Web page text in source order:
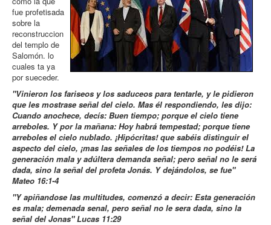
fue profetisada
sobre la
reconstruccion
del templo de
Salomón. lo
cuales ta ya
por sueceder.
"Vinieron los fariseos y los saduceos para tentarle, y le pidieron
que les mostrase señal del cielo. Mas él respondiendo, les dijo:
Cuando anochece, decís: Buen tiempo; porque el cielo tiene
arreboles. Y por la mañana: Hoy habrá tempestad; porque tiene
arreboles el cielo nublado. ¡Hipócritas! que sabéis distinguir el
aspecto del cielo, ¡mas las señales de los tiempos no podéis! La
generación mala y adúltera demanda señal; pero señal no le será
dada, sino la señal del profeta Jonás. Y dejándolos, se fue"
Mateo 16:1-4
"Y apiñandose las multitudes, comenzó a decir: Esta generación
es mala; demenada senal, pero señal no le sera dada, sino la
señal del Jonas" Lucas 11:29